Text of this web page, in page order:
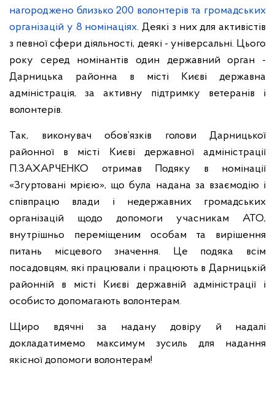
нагороджено близько 200 волонтерів та громадських
організацій у 8 номінаціях. Деякі з них для активістів
з певної сфери діяльності, деякі - універсальні. Цього
року серед номінантів один державний орган -
Дарницька районна в місті Києві державна
адміністрація, за активну підтримку ветеранів і
волонтерів.
Так, виконувач обов’язків голови Дарницької
районної в місті Києві державної адміністрації
П.ЗАХАРЧЕНКО отримав Подяку в номінації
«Згуртовані мрією», що була надана за взаємодію і
співпрацю влади і недержавних громадських
організацій щодо допомоги учасникам АТО,
внутрішньо переміщеним особам та вирішення
питань місцевого значення. Це подяка всім
посадовцям, які працювали і працюють в Дарницькій
районній в місті Києві державній адміністрації і
особисто допомагають волонтерам.
Щиро вдячні за надану довіру й надалі
докладатимемо максимум зусиль для надання
якісної допомоги волонтерам!